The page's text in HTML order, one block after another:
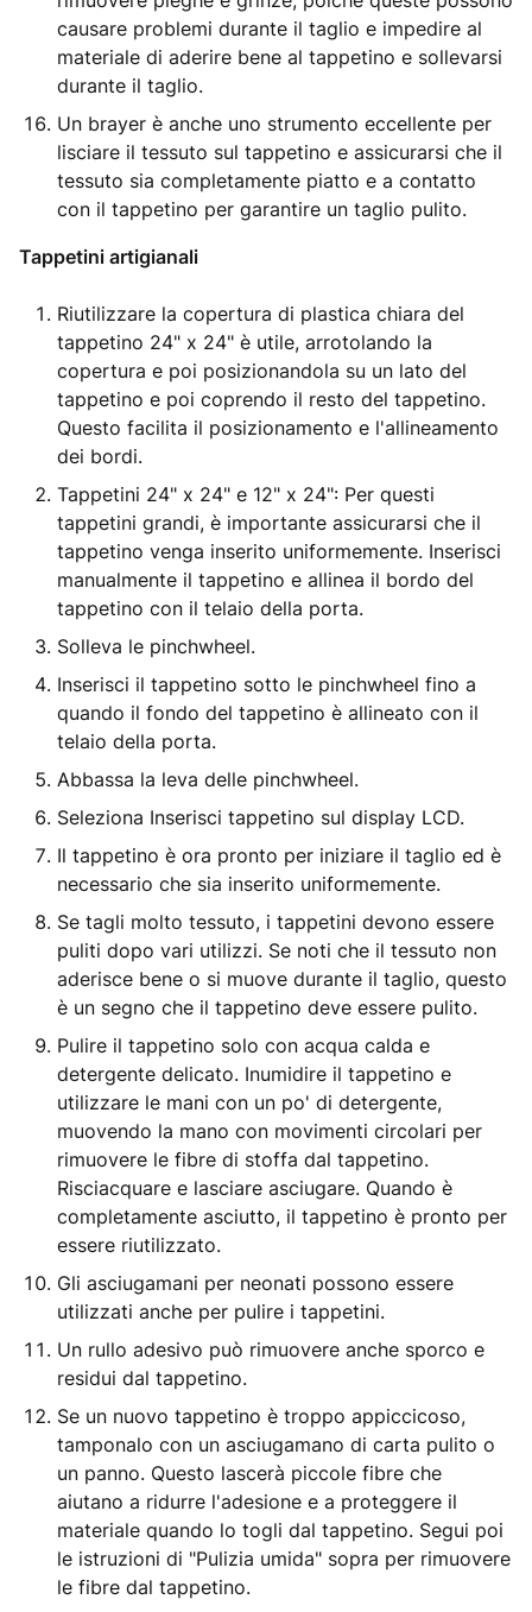
causare problemi durante il taglio e impedire al
materiale di aderire bene al tappetino e sollevarsi
durante il taglio.
Un brayer è anche uno strumento eccellente per
lisciare il tessuto sul tappetino e assicurarsi che il
tessuto sia completamente piatto e a contatto
con il tappetino per garantire un taglio pulito.
Tappetini artigianali
Riutilizzare la copertura di plastica chiara del
tappetino 24" x 24" è utile, arrotolando la
copertura e poi posizionandola su un lato del
tappetino e poi coprendo il resto del tappetino.
Questo facilita il posizionamento e l'allineamento
dei bordi.
Tappetini 24" x 24" e 12" x 24": Per questi
tappetini grandi, è importante assicurarsi che il
tappetino venga inserito uniformemente. Inserisci
manualmente il tappetino e allinea il bordo del
tappetino con il telaio della porta.
Solleva le pinchwheel.
Inserisci il tappetino sotto le pinchwheel fino a
quando il fondo del tappetino è allineato con il
telaio della porta.
Abbassa la leva delle pinchwheel.
Seleziona Inserisci tappetino sul display LCD.
Il tappetino è ora pronto per iniziare il taglio ed è
necessario che sia inserito uniformemente.
Se tagli molto tessuto, i tappetini devono essere
puliti dopo vari utilizzi. Se noti che il tessuto non
aderisce bene o si muove durante il taglio, questo
è un segno che il tappetino deve essere pulito.
Pulire il tappetino solo con acqua calda e
detergente delicato. Inumidire il tappetino e
utilizzare le mani con un po' di detergente,
muovendo la mano con movimenti circolari per
rimuovere le fibre di stoffa dal tappetino.
Risciacquare e lasciare asciugare. Quando è
completamente asciutto, il tappetino è pronto per
essere riutilizzato.
Gli asciugamani per neonati possono essere
utilizzati anche per pulire i tappetini.
Un rullo adesivo può rimuovere anche sporco e
residui dal tappetino.
Se un nuovo tappetino è troppo appiccicoso,
tamponalo con un asciugamano di carta pulito o
un panno. Questo lascerà piccole fibre che
aiutano a ridurre l'adesione e a proteggere il
materiale quando lo togli dal tappetino. Segui poi
le istruzioni di "Pulizia umida" sopra per rimuovere
le fibre dal tappetino.